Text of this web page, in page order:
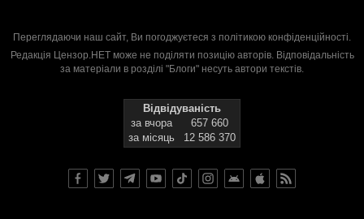
Переглядаючи наш сайт, Ви погоджуєтеся з політикою конфіденційності.
Редакція Цензор.НЕТ може не поділяти позицію авторів. Відповідальність
за матеріали в розділі "Блоги" несуть автори текстів.
Відвідуваність
за вчора
657 660
за місяць
12 586 370